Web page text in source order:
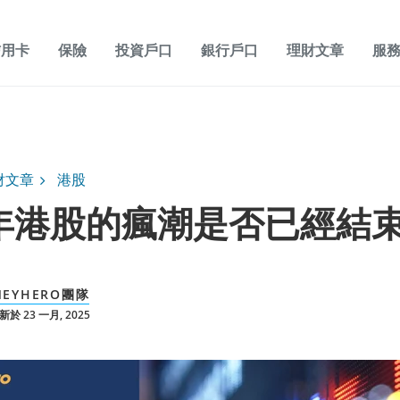
卡 保險 投資戶口 銀行戶口 理財文章 服
文章 港股
港股的瘋潮是否已經結
團隊
於 23 一月, 2025